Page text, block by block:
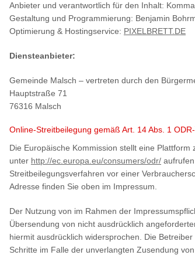
Anbieter und verantwortlich für den Inhalt:
Gestaltung und Programmierung: Benjamin
Optimierung & Hostingservice: PIXELBRETT.DE
Diensteanbieter:
Gemeinde Malsch – vertreten durch den
Hauptstraße 71
76316 Malsch
Online-Streitbeilegung gemäß Art. 14 Abs. 1
Die Europäische Kommission stellt eine
unter http://ec.europa.eu/consumers/odr/
Streitbeilegungsverfahren vor einer
Adresse finden Sie oben im Impressum.
Der Nutzung von im Rahmen der
Übersendung von nicht ausdrücklich
hiermit ausdrücklich widersprochen. Die
Schritte im Falle der unverlangten Zusendung